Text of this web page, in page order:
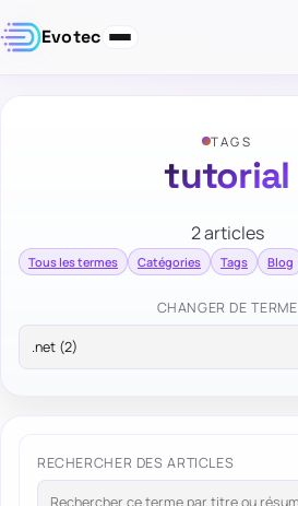
Evotec
TAGS
tutorial
2 articles
Tous les termes Catégories Tags Blog
CHANGER DE TERME
RECHERCHER DES ARTICLES